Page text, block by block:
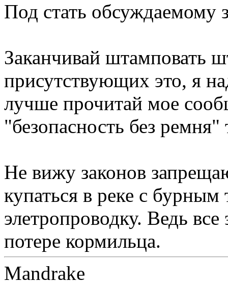
Под стать обсуждаемому
Заканчивай штамповать
присутствующих это, я
лучше прочитай мое
"безопасность без
Не вижу законов
купаться в реке с
элетропроводку. Ведь
потере кормильца.
Mandrake